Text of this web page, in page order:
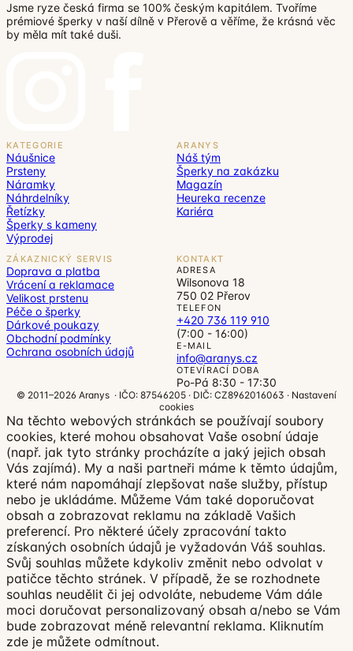
Jsme ryze česká firma se 100% českým kapitálem. Tvoříme
prémiové šperky v naší dílně v Přerově a věříme, že krásná věc
by měla mít také duši.
KATEGORIE
Náušnice
Prsteny
Náramky
Náhrdelníky
Řetízky
Šperky s kameny
Výprodej
ARANYS
Náš tým
Šperky na zakázku
Magazín
Heureka recenze
Kariéra
ZÁKAZNICKÝ SERVIS
Doprava a platba
Vrácení a reklamace
Velikost prstenu
Péče o šperky
Dárkové poukazy
Obchodní podmínky
Ochrana osobních údajů
KONTAKT
ADRESA
Wilsonova 18
750 02 Přerov
TELEFON
+420 736 119 910
(7:00 - 16:00)
E-MAIL
info@aranys.cz
OTEVÍRACÍ DOBA
Po-Pá 8:30 - 17:30
© 2011–2026 Aranys · IČO: 87546205 · DIČ: CZ8962016063 · Nastavení
cookies
Na těchto webových stránkách se používají soubory
cookies, které mohou obsahovat Vaše osobní údaje
(např. jak tyto stránky procházíte a jaký jejich obsah
Vás zajímá). My a naši partneři máme k těmto údajům,
které nám napomáhají zlepšovat naše služby, přístup
nebo je ukládáme. Můžeme Vám také doporučovat
obsah a zobrazovat reklamu na základě Vašich
preferencí. Pro některé účely zpracování takto
získaných osobních údajů je vyžadován Váš souhlas.
Svůj souhlas můžete kdykoliv změnit nebo odvolat v
patičce těchto stránek. V případě, že se rozhodnete
souhlas neudělit či jej odvoláte, nebudeme Vám dále
moci doručovat personalizovaný obsah a/nebo se Vám
bude zobrazovat méně relevantní reklama. Kliknutím
zde je můžete odmítnout.